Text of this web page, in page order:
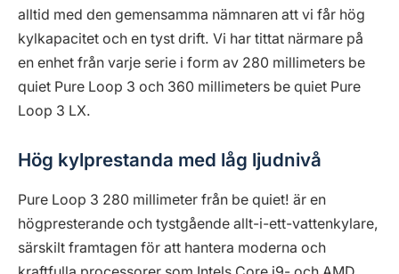
alltid med den gemensamma nämnaren att vi får hög
kylkapacitet och en tyst drift. Vi har tittat närmare på
en enhet från varje serie i form av 280 millimeters be
quiet Pure Loop 3 och 360 millimeters be quiet Pure
Loop 3 LX.
Hög kylprestanda med låg ljudnivå
Pure Loop 3 280 millimeter från be quiet! är en
högpresterande och tystgående allt-i-ett-vattenkylare,
särskilt framtagen för att hantera moderna och